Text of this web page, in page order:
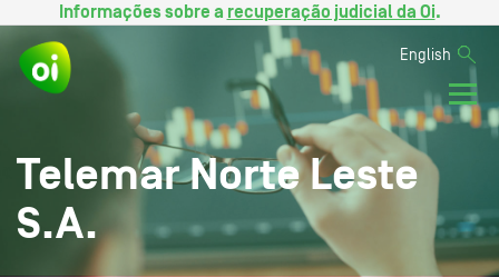
Informações sobre a recuperação judicial da Oi.
English
Telemar Norte Leste
S.A.